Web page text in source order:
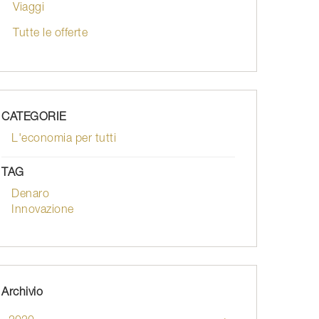
Viaggi
Tutte le offerte
CATEGORIE
L'economia per tutti
TAG
Denaro
Innovazione
Archivio